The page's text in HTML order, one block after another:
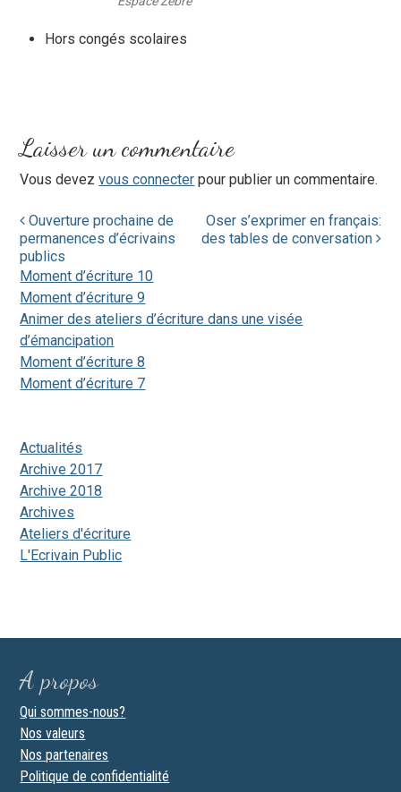
Hors congés scolaires
Laisser un commentaire
Vous devezvous connecter pour publier un commentaire.
Navigation
de
l'article
Ouverture prochaine de
permanences d’écrivains
publics
Oser s’exprimer en français:
des tables de conversation
Moment d’écriture 10
Moment d’écriture 9
Animer des ateliers d’écriture dans une visée
d’émancipation
Moment d’écriture 8
Moment d’écriture 7
Actualités
Archive 2017
Archive 2018
Archives
Ateliers d'écriture
L'Ecrivain Public
A propos
Qui sommes-nous?
Nos valeurs
Nos partenaires
Politique de confidentialité